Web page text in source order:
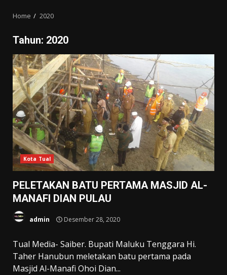
Home 2020
Tahun: 2020
Kota Tual
PELETAKAN BATU PERTAMA MASJID AL-
MANAFI DIAN PULAU
admin Desember 28, 2020
Tual Media- Saiber. Bupati Maluku Tenggara Hi.
Taher Hanubun meletakan batu pertama pada
Masjid Al-Manafi Ohoi Dian...